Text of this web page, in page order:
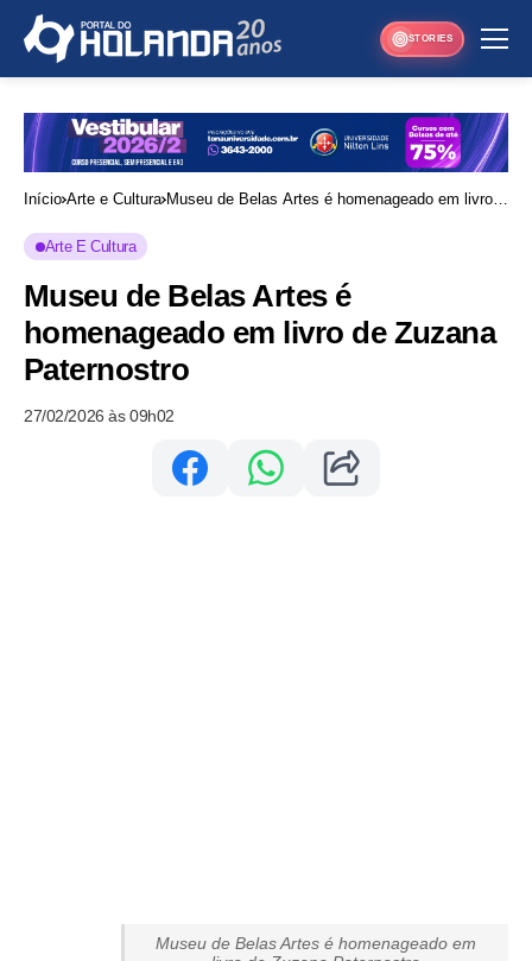
STORIES
Início Arte e Cultura Museu de Belas Artes é homenageado em livro
Arte E Cultura
Museu de Belas Artes é
homenageado em livro de Zuzana
Paternostro
27/02/2026 às 09h02
Museu de Belas Artes é homenageado em